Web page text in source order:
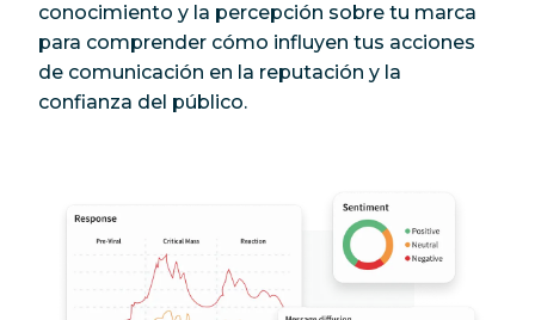
conocimiento y la percepción sobre tu marca
para comprender cómo influyen tus acciones
de comunicación en la reputación y la
confianza del público.